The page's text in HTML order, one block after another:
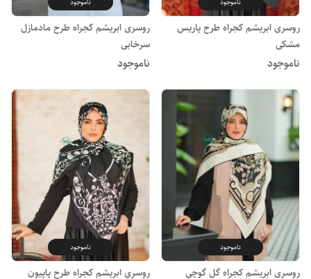
روسری ابریشم کجراه طرح پاریس
مشکی
ناموجود
روسری ابریشم کجراه طرح مادمازل
سرخابی
ناموجود
ناموجود
روسری ابریشم کجراه گل گوچی
ناموجود
روسری ابریشم کجراه طرح پاپیون